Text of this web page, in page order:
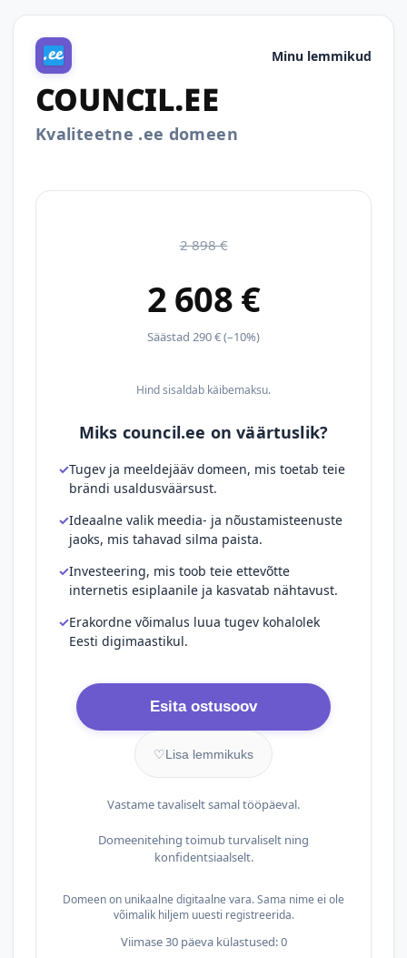
Minu lemmikud
COUNCIL.EE
Kvaliteetne .ee domeen
2 898 €
2 608 €
Säästad 290 € (–10%)
Hind sisaldab käibemaksu.
Miks council.ee on väärtuslik?
Tugev ja meeldejääv domeen, mis toetab teie
brändi usaldusväärsust.
Ideaalne valik meedia- ja nõustamisteenuste
jaoks, mis tahavad silma paista.
Investeering, mis toob teie ettevõtte
internetis esiplaanile ja kasvatab nähtavust.
Erakordne võimalus luua tugev kohalolek
Eesti digimaastikul.
Esita ostusoov
♡Lisa lemmikuks
Vastame tavaliselt samal tööpäeval.
Domeenitehing toimub turvaliselt ning
konfidentsiaalselt.
Domeen on unikaalne digitaalne vara. Sama nime ei ole
võimalik hiljem uuesti registreerida.
Viimase 30 päeva külastused: 0